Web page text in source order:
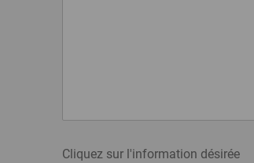
Cliquez sur l'information désirée